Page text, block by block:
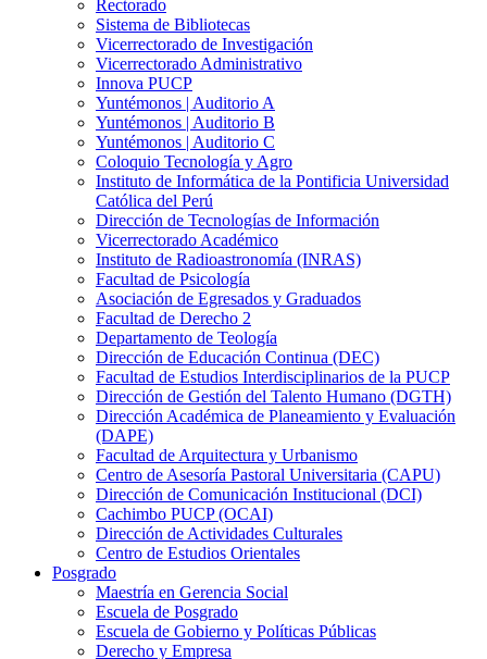
Rectorado
Sistema de Bibliotecas
Vicerrectorado de Investigación
Vicerrectorado Administrativo
Innova PUCP
Yuntémonos | Auditorio A
Yuntémonos | Auditorio B
Yuntémonos | Auditorio C
Coloquio Tecnología y Agro
Instituto de Informática de la Pontificia Universidad
Católica del Perú
Dirección de Tecnologías de Información
Vicerrectorado Académico
Instituto de Radioastronomía (INRAS)
Facultad de Psicología
Asociación de Egresados y Graduados
Facultad de Derecho 2
Departamento de Teología
Dirección de Educación Continua (DEC)
Facultad de Estudios Interdisciplinarios de la PUCP
Dirección de Gestión del Talento Humano (DGTH)
Dirección Académica de Planeamiento y Evaluación
(DAPE)
Facultad de Arquitectura y Urbanismo
Centro de Asesoría Pastoral Universitaria (CAPU)
Dirección de Comunicación Institucional (DCI)
Cachimbo PUCP (OCAI)
Dirección de Actividades Culturales
Centro de Estudios Orientales
Posgrado
Maestría en Gerencia Social
Escuela de Posgrado
Escuela de Gobierno y Políticas Públicas
Derecho y Empresa